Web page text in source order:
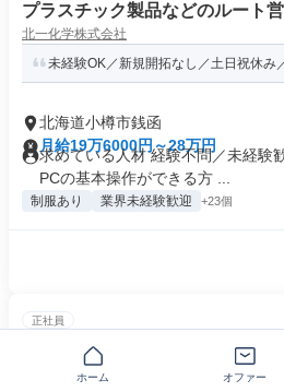
プラスチック製品などのルート
北一化学株式会社
未経験OK／新規開拓なし／土日祝休み
北海道小樽市銭函
月給19万6000円～28万円
求めている人材 経験不問／未経験
PCの基本操作ができる方 ...
制服あり 業界未経験歓迎 +23個
正社員
グローヴエンターテイメント株式会社
ホーム オファー